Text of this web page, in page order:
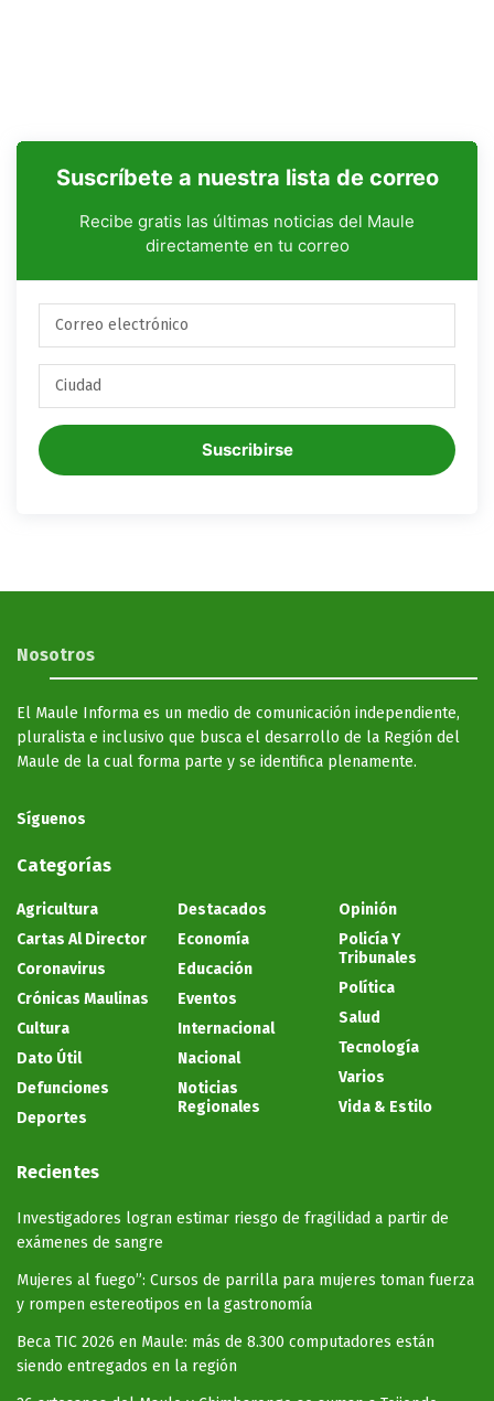
Suscríbete a nuestra lista de correo
Recibe gratis las últimas noticias del Maule
directamente en tu correo
Suscribirse
Nosotros
El Maule Informa es un medio de comunicación independiente,
pluralista e inclusivo que busca el desarrollo de la Región del
Maule de la cual forma parte y se identifica plenamente.
Síguenos
Categorías
Agricultura
Cartas Al Director
Coronavirus
Crónicas Maulinas
Cultura
Dato Útil
Defunciones
Deportes
Destacados
Economía
Educación
Eventos
Internacional
Nacional
Noticias
Regionales
Opinión
Policía Y
Tribunales
Política
Salud
Tecnología
Varios
Vida & Estilo
Recientes
Investigadores logran estimar riesgo de fragilidad a partir de
exámenes de sangre
Mujeres al fuego”: Cursos de parrilla para mujeres toman fuerza
y rompen estereotipos en la gastronomía
Beca TIC 2026 en Maule: más de 8.300 computadores están
siendo entregados en la región